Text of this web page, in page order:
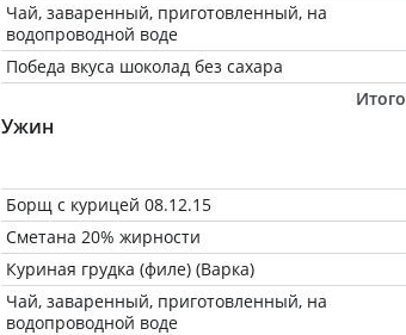
Чай, заваренный, приготовленный, на
водопроводной воде
Победа вкуса шоколад без сахара
Итого
Ужин
Борщ с курицей 08.12.15
Сметана 20% жирности
Куриная грудка (филе) (Варка)
Чай, заваренный, приготовленный, на
водопроводной воде